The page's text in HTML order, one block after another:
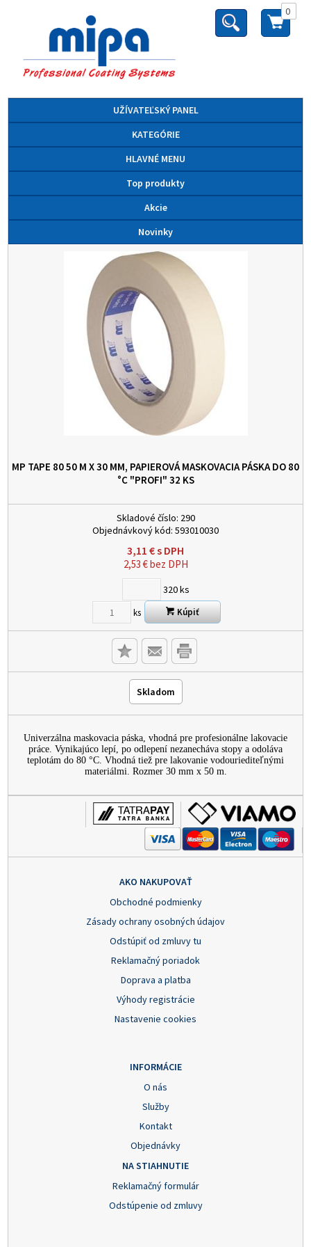
0
UŽÍVATEĽSKÝ PANEL
KATEGÓRIE
HLAVNÉ MENU
Top produkty
Akcie
Novinky
MP TAPE 80 50 M X 30 MM, PAPIEROVÁ MASKOVACIA PÁSKA DO 80
°C "PROFI" 32 KS
Skladové číslo: 290
Objednávkový kód: 593010030
3,11 €s DPH
2,53€bez DPH
320ks
ks Kúpiť
Skladom
Univerzálna maskovacia páska, vhodná pre profesionálne lakovacie
práce. Vynikajúco lepí, po odlepení nezanecháva stopy a odoláva
teplotám do 80 °C. Vhodná tiež pre lakovanie vodouriediteľnými
materiálmi. Rozmer 30 mm x 50 m.
AKO NAKUPOVAŤ
Obchodné podmienky
Zásady ochrany osobných údajov
Odstúpiť od zmluvy tu
Reklamačný poriadok
Doprava a platba
Výhody registrácie
Nastavenie cookies
INFORMÁCIE
O nás
Služby
Kontakt
Objednávky
NA STIAHNUTIE
Reklamačný formulár
Odstúpenie od zmluvy